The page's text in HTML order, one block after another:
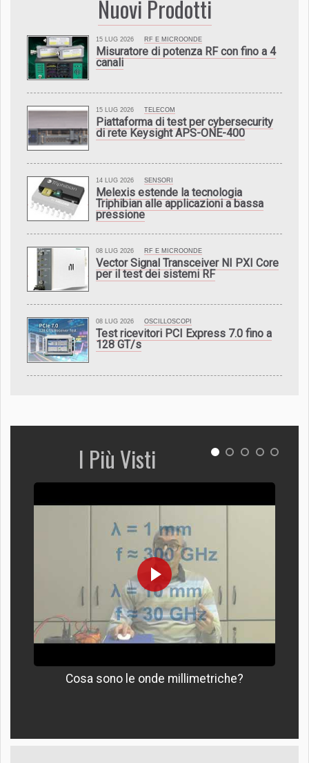
Nuovi Prodotti
15 LUG 2026 RF E MICROONDE
Misuratore di potenza RF con fino a 4
canali
15 LUG 2026 TELECOM
Piattaforma di test per cybersecurity
di rete Keysight APS-ONE-400
14 LUG 2026 SENSORI
Melexis estende la tecnologia
Triphibian alle applicazioni a bassa
pressione
08 LUG 2026 RF E MICROONDE
Vector Signal Transceiver NI PXI Core
per il test dei sistemi RF
08 LUG 2026 OSCILLOSCOPI
Test ricevitori PCI Express 7.0 fino a
128 GT/s
I Più Visti
Cosa sono le onde millimetriche?